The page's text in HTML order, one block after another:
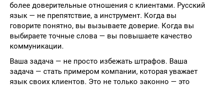
более доверительные отношения с клиентами. Русский
язык — не препятствие, а инструмент. Когда вы
говорите понятно, вы вызываете доверие. Когда вы
выбираете точные слова — вы повышаете качество
коммуникации.
Ваша задача — не просто избежать штрафов. Ваша
задача — стать примером компании, которая уважает
язык своих клиентов. Это не только законно — это